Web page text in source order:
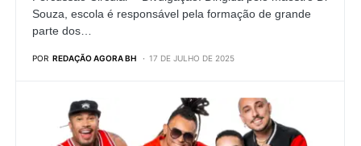
Souza, escola é responsável pela formação de grande
parte dos…
POR REDAÇÃO AGORA BH 17 DE JULHO DE 2025